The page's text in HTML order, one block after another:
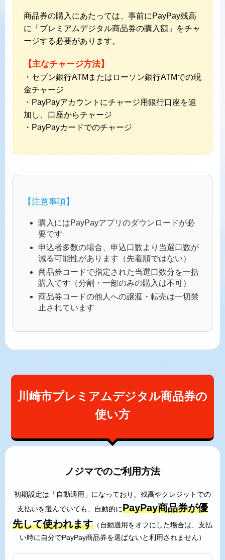
商品券の購入にあたっては、事前にPayPay残高
に「プレミアムデジタル商品券の購入額」をチャ
ージする必要があります。
【主なチャージ方法】
・セブン銀行ATMまたはローソン銀行ATMでの現
金チャージ
・PayPayアカウントにチャージ用銀行口座を追
加し、口座からチャージ
・PayPayカードでのチャージ
【注意事項】
購入にはPayPayアプリのダウンロードが必
要です
申込者多数の場合、申込口数より当選口数が
減る可能性があります（先着順ではない）
商品券コードで指定された当選口数分を一括
購入です（分割・一部のみの購入は不可）
商品券コードの他人への譲渡・転売は一切禁
止されています
川崎市プレミアムデジタル商品券の
使い方
ノジマでのご利用方法
初期設定は「自動適用」になっており、残高やクレジットでの
支払いを選んでいても、自動的にPayPay商品券が優
先して使われます （自動適用をオフにした場合は、支払
い時に自分でPayPay商品券を選ばないと利用されません）